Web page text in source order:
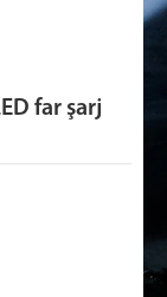
far şarj